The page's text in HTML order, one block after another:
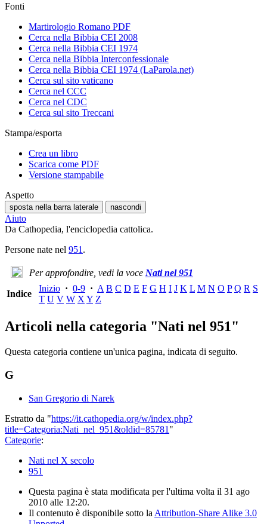
Fonti
Martirologio Romano PDF
Cerca nella Bibbia CEI 2008
Cerca nella Bibbia CEI 1974
Cerca nella Bibbia Interconfessionale
Cerca nella Bibbia CEI 1974 (LaParola.net)
Cerca sul sito vaticano
Cerca nel CCC
Cerca nel CDC
Cerca sul sito Treccani
Stampa/esporta
Crea un libro
Scarica come PDF
Versione stampabile
Aspetto
sposta nella barra laterale nascondi
Aiuto
Da Cathopedia, l'enciclopedia cattolica.
Persone nate nel 951.
Per approfondire, vedi la voce Nati nel 951
Indice
Inizio · 0-9 · A B C D E F G H I J K L M N O P Q R S
T U V W XY Z
Articoli nella categoria "Nati nel 951"
Questa categoria contiene un'unica pagina, indicata di seguito.
G
San Gregorio di Narek
Estratto da "https://it.cathopedia.org/w/index.php?
title=Categoria:Nati_nel_951&oldid=85781 "
Categorie:
Nati nel X secolo
951
Questa pagina è stata modificata per l'ultima volta il 31 ago
2010 alle 12:20.
Il contenuto è disponibile sotto la Attribution-Share Alike 3.0